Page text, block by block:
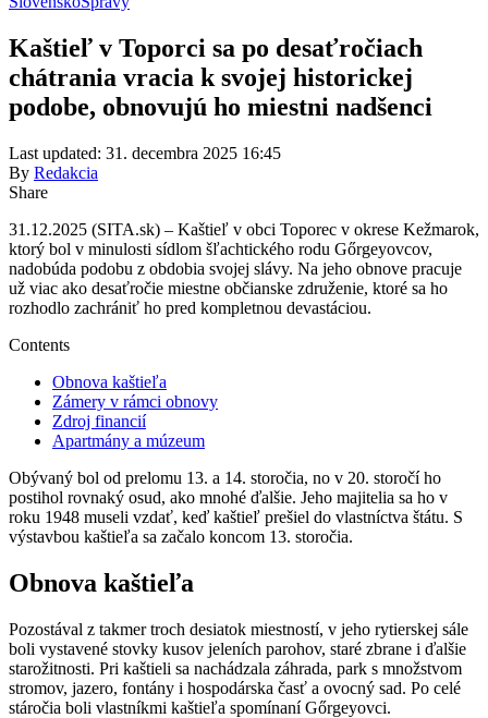
Kaštieľ v Toporci sa po desaťročiach
chátrania vracia k svojej historickej
podobe, obnovujú ho miestni nadšenci
Last updated: 31. decembra 2025 16:45
By Redakcia
Share
31.12.2025 (SITA.sk) – Kaštieľ v obci Toporec v okrese Kežmarok,
ktorý bol v minulosti sídlom šľachtického rodu Gőrgeyovcov,
nadobúda podobu z obdobia svojej slávy. Na jeho obnove pracuje
už viac ako desaťročie miestne občianske združenie, ktoré sa ho
rozhodlo zachrániť ho pred kompletnou devastáciou.
Contents
Obnova kaštieľa
Zámery v rámci obnovy
Zdroj financií
Apartmány a múzeum
Obývaný bol od prelomu 13. a 14. storočia, no v 20. storočí ho
postihol rovnaký osud, ako mnohé ďalšie. Jeho majitelia sa ho v
roku 1948 museli vzdať, keď kaštieľ prešiel do vlastníctva štátu. S
výstavbou kaštieľa sa začalo koncom 13. storočia.
Obnova kaštieľa
Pozostával z takmer troch desiatok miestností, v jeho rytierskej sále
boli vystavené stovky kusov jeleních parohov, staré zbrane i ďalšie
starožitnosti. Pri kaštieli sa nachádzala záhrada, park s množstvom
stromov, jazero, fontány i hospodárska časť a ovocný sad. Po celé
stáročia boli vlastníkmi kaštieľa spomínaní Gőrgeyovci.